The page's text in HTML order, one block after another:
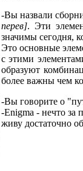
-Вы назвали
перев]. Эти
значимы сегодня,
Это основные
с этими
образуют
более важны чем
-Вы говорите о
-Enigma - нечто за
живу достаточно